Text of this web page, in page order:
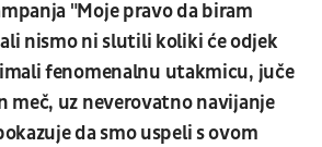
"Moje pravo da biram
nismo ni slutili koliki će odjek
fenomenalnu utakmicu, juče
meč, uz neverovatno navijanje
da smo uspeli s ovom